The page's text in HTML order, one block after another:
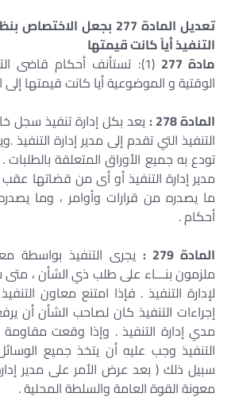
تعديل المادة 277 بجعل
التنفيذ أياً كانت قيمتها
مادة 277
(1): تستأنف أحكام قاضى
الوقتية و الموضوعية أيا كانت قيمتها إلى
المادة 278 :
يعد بكل إدارة تنفيذ سجل
التنفيذ التي تقدم إلى مدير إدارة
تودع به جميع الأوراق المتعلقة
مدير إدارة التنفيذ أو أى من قضاتها
ما يصدره من قرارات وأوامر ، وما
أحكام .
المادة 279 :
يجرى التنفيذ بواسطة
ملزمون بنـــاء على طلب ذي الشأن ، متى
لإدارة التنفيذ . فإذا امتنع معاون
إجراءات التنفيذ كان لصاحب الشأن أن
مدي إدارة التنفيذ . وإذا وقعت
التنفيذ وجب عليه أن يتخذ جميع
سبيل ذلك ( بعد عرض الأمر على مدير
معونة القوة العامة والسلطة المحلية .